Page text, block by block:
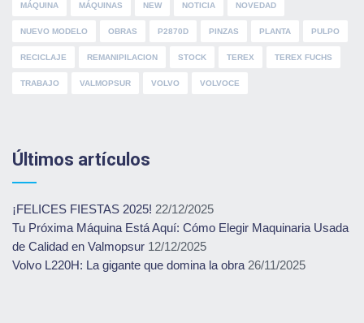
MÁQUINA MÁQUINAS NEW NOTICIA NOVEDAD
NUEVO MODELO OBRAS P2870D PINZAS PLANTA PULPO
RECICLAJE REMANIPILACION STOCK TEREX TEREX FUCHS
TRABAJO VALMOPSUR VOLVO VOLVOCE
Últimos artículos
¡FELICES FIESTAS 2025! 22/12/2025
Tu Próxima Máquina Está Aquí: Cómo Elegir Maquinaria Usada
de Calidad en Valmopsur 12/12/2025
Volvo L220H: La gigante que domina la obra 26/11/2025